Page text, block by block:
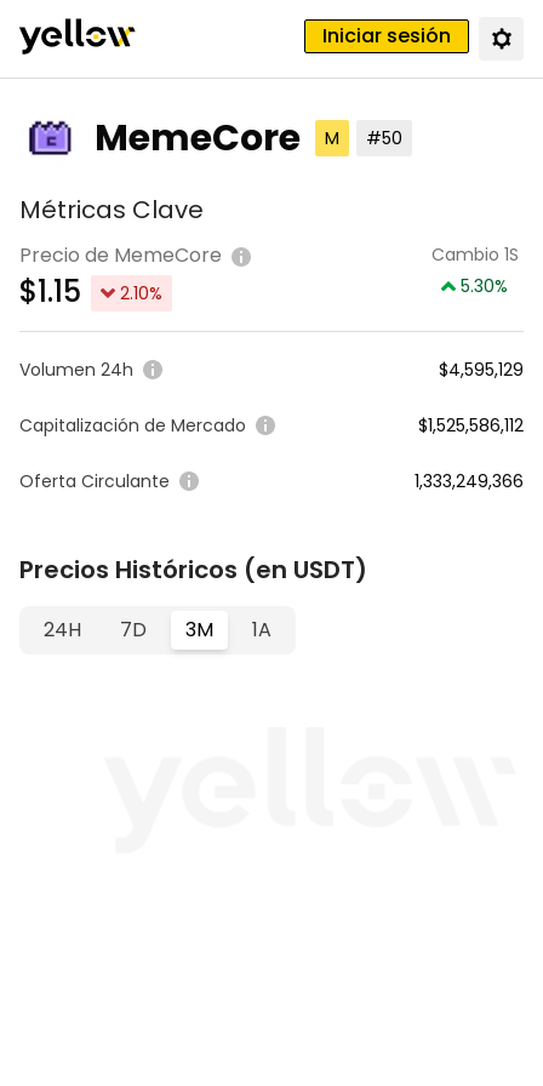
Iniciar sesión
MemeCore M #50
Métricas Clave
Precio de MemeCore
$1.15 2.10%
Cambio 1S
5.30%
Volumen 24h $4,595,129
Capitalización de Mercado $1,525,586,112
Oferta Circulante 1,333,249,366
Precios Históricos (en USDT)
24H 7D 3M 1A